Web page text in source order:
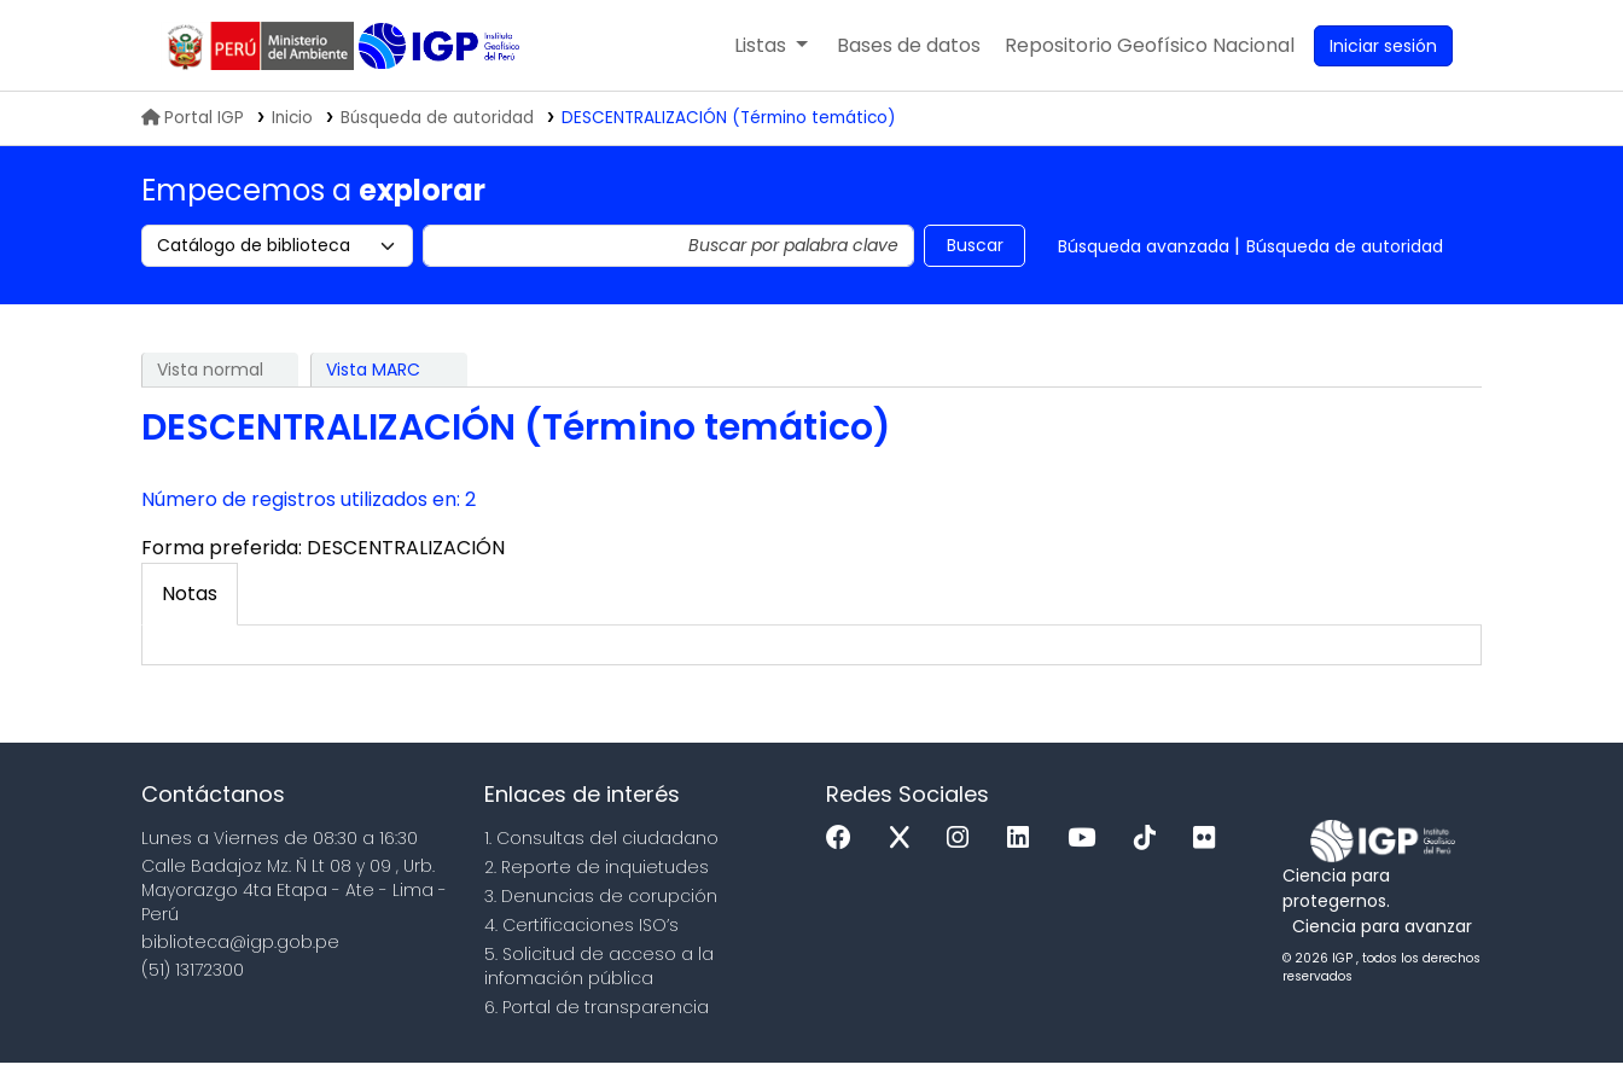
Biblioteca IGP
Listas Bases de datos Repositorio Geofísico Nacional Iniciar sesión
Portal IGP Inicio Búsqueda de autoridad DESCENTRALIZACIÓN (Término temático)
Empecemos a explorar
Search the catalog by: Buscar en el catálogo por palabra clave Buscar Búsqueda avanzada Búsqueda de autoridad
Vista normal Vista MARC
DESCENTRALIZACIÓN (Término temático)
Número de registros utilizados en: 2
Forma preferida: DESCENTRALIZACIÓN
Notas
Contáctanos
Lunes a Viernes de 08:30 a 16:30
Calle Badajoz Mz. Ñ Lt 08 y 09 , Urb.
Mayorazgo 4ta Etapa - Ate - Lima -
Perú
biblioteca@igp.gob.pe
(51) 13172300
Enlaces de interés
1. Consultas del ciudadano
2. Reporte de inquietudes
3. Denuncias de corupción
4. Certificaciones ISO’s
5. Solicitud de acceso a la
infomación pública
6. Portal de transparencia
Redes Sociales
Ciencia para
protegernos.
Ciencia para avanzar
© 2026 IGP , todos los derechos
reservados